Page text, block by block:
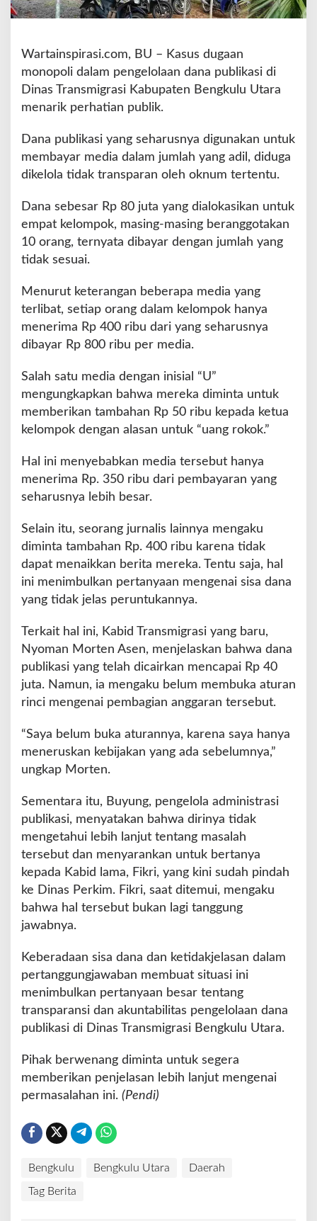
k
t
n
e
k
l
u
U
a
D
d
u
a
D
i
o
o
p
Wartainspirasi.com, BU – Kasus dugaan
monopoli dalam pengelolaan dana publikasi di
Dinas Transmigrasi Kabupaten Bengkulu Utara
menarik perhatian publik.
Dana publikasi yang seharusnya digunakan untuk
membayar media dalam jumlah yang adil, diduga
dikelola tidak transparan oleh oknum tertentu.
Dana sebesar Rp 80 juta yang dialokasikan untuk
empat kelompok, masing-masing beranggotakan
10 orang, ternyata dibayar dengan jumlah yang
tidak sesuai.
Menurut keterangan beberapa media yang
terlibat, setiap orang dalam kelompok hanya
menerima Rp 400 ribu dari yang seharusnya
dibayar Rp 800 ribu per media.
Salah satu media dengan inisial “U”
mengungkapkan bahwa mereka diminta untuk
memberikan tambahan Rp 50 ribu kepada ketua
kelompok dengan alasan untuk “uang rokok.”
Hal ini menyebabkan media tersebut hanya
menerima Rp. 350 ribu dari pembayaran yang
seharusnya lebih besar.
Selain itu, seorang jurnalis lainnya mengaku
diminta tambahan Rp. 400 ribu karena tidak
dapat menaikkan berita mereka. Tentu saja, hal
ini menimbulkan pertanyaan mengenai sisa dana
yang tidak jelas peruntukannya.
Terkait hal ini, Kabid Transmigrasi yang baru,
Nyoman Morten Asen, menjelaskan bahwa dana
publikasi yang telah dicairkan mencapai Rp 40
juta. Namun, ia mengaku belum membuka aturan
rinci mengenai pembagian anggaran tersebut.
“Saya belum buka aturannya, karena saya hanya
meneruskan kebijakan yang ada sebelumnya,”
ungkap Morten.
Sementara itu, Buyung, pengelola administrasi
publikasi, menyatakan bahwa dirinya tidak
mengetahui lebih lanjut tentang masalah
tersebut dan menyarankan untuk bertanya
kepada Kabid lama, Fikri, yang kini sudah pindah
ke Dinas Perkim. Fikri, saat ditemui, mengaku
bahwa hal tersebut bukan lagi tanggung
jawabnya.
Keberadaan sisa dana dan ketidakjelasan dalam
pertanggungjawaban membuat situasi ini
menimbulkan pertanyaan besar tentang
transparansi dan akuntabilitas pengelolaan dana
publikasi di Dinas Transmigrasi Bengkulu Utara.
Pihak berwenang diminta untuk segera
memberikan penjelasan lebih lanjut mengenai
permasalahan ini. (Pendi)
Bengkulu Bengkulu Utara Daerah
Tag Berita